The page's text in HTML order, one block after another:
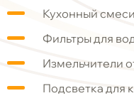
Кухонный
Фильтры для
Измельчители
Подсветка для